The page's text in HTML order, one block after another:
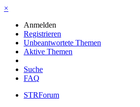
×
Anmelden
Registrieren
Unbeantwortete Themen
Aktive Themen
Suche
FAQ
STRForum